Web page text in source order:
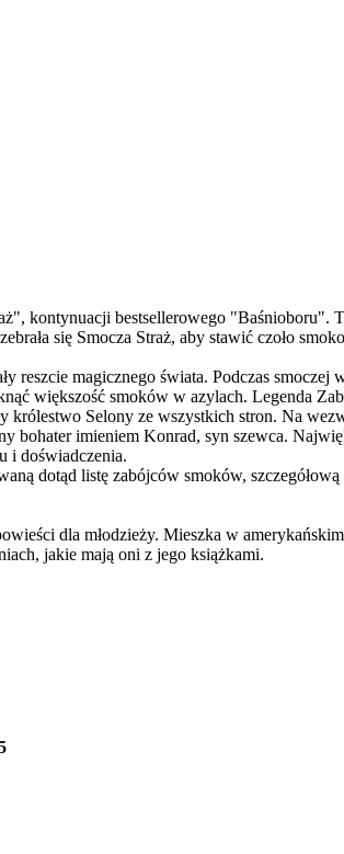
kontynuacji bestsellerowego
się Smocza Straż, aby stawić czoło
reszcie magicznego świata. Podczas
większość smoków w azylach. Legenda
królestwo Selony ze wszystkich stron. Na
bohater imieniem Konrad, syn szewca.
i doświadczenia.
dotąd listę zabójców smoków,
dla młodzieży. Mieszka w
jakie mają oni z jego książkami.